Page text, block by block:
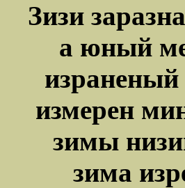
Зизи
а юный
измерен
зимы
зима